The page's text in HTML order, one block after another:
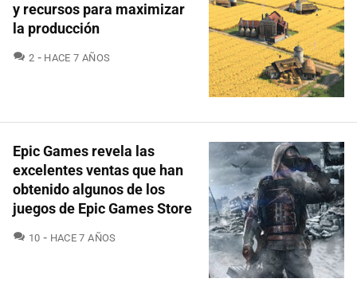
y recursos para maximizar
la producción
2 COMENTARIOS
HACE 7 AÑOS
Epic Games revela las
excelentes ventas que han
obtenido algunos de los
juegos de Epic Games Store
10 COMENTARIOS
HACE 7 AÑOS